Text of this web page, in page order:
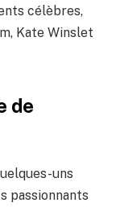
célèbres,
Kate Winslet
de
uns
passionnants